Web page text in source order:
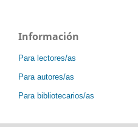
Información
Para lectores/as
Para autores/as
Para bibliotecarios/as